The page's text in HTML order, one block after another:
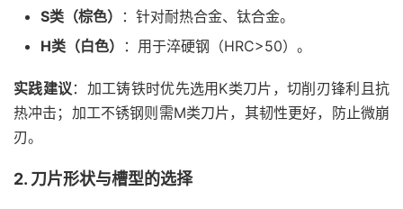
S类（棕色）
：针对耐热合金、钛合金。
H类（白色）
：用于淬硬钢（HRC>50）。
实践建议：加工铸铁时优先选用K类刀片，切削刃锋利且抗
热冲击；加工不锈钢则需M类刀片，其韧性更好，防止微崩
刃。
2. 刀片形状与槽型的选择